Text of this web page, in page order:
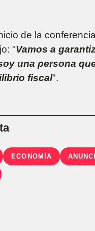
de la
"Vamos a
una persona
fiscal".
ECONOMÍA